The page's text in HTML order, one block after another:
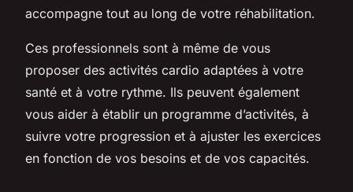
accompagne tout au long de votre réhabilitation.
Ces professionnels sont à même de vous
proposer des activités cardio adaptées à votre
santé et à votre rythme. Ils peuvent également
vous aider à établir un programme d’activités, à
suivre votre progression et à ajuster les exercices
en fonction de vos besoins et de vos capacités.